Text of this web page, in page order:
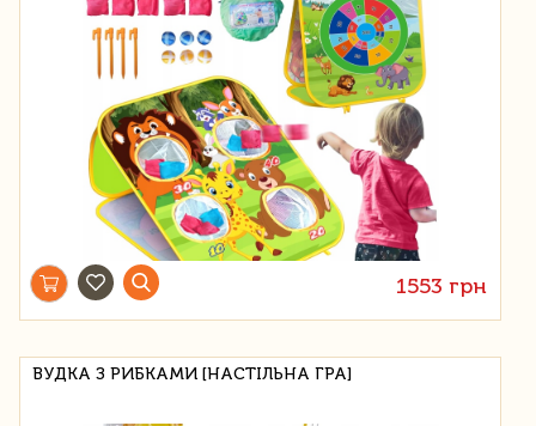
1553 грн
ВУДКА З РИБКАМИ [НАСТІЛЬНА ГРА]